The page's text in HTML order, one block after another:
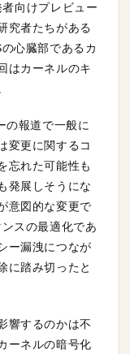
向けプレビュー
究者たちがある
心臓部であるカ
はカーネルのキ
の報道で一般に
変更に関するコ
忘れた可能性も
発展しそうにな
意図的な変更で
スの最適化であ
ー漏洩につなが
に踏み切ったと
響するのかは不
ーネルの暗号化